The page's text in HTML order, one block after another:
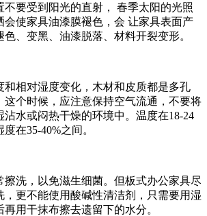
不要受到阳光的直射， 春季太阳的光照
会使家具油漆膜褪色，会 让家具表面产
、变黑、油漆脱落、材料开裂变形。
和相对湿度变化，木材和皮质都是多孔
这个时候，应注意保持空气流通，不要将
水或闷热干燥的环境中。温度在18-24
在35-40%之间。
擦洗，以免滋生细菌。但板式办公家具尽
，更不能使用酸碱性清洁剂，只需要用湿
用干抹布擦去遗留下的水分。